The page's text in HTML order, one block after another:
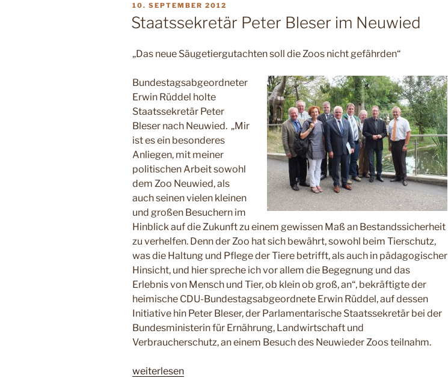
war
ein
Erfolg
den
Artenschutz“
VERÖFFENTLICHT
AM
10. SEPTEMBER 2012
Staatssekretär Peter Bleser im Neuwied
„Das neue Säugetiergutachten soll die Zoos nicht gefährden“
Bundestagsabgeordneter
Erwin Rüddel holte
Staatssekretär Peter
Bleser nach Neuwied. „Mir
ist es ein besonderes
Anliegen, mit meiner
politischen Arbeit sowohl
dem Zoo Neuwied, als
auch seinen vielen kleinen
und großen Besuchern im
Hinblick auf die Zukunft zu einem gewissen Maß an Bestandssicherheit
zu verhelfen. Denn der Zoo hat sich bewährt, sowohl beim Tierschutz,
was die Haltung und Pflege der Tiere betrifft, als auch in pädagogischer
Hinsicht, und hier spreche ich vor allem die Begegnung und das
Erlebnis von Mensch und Tier, ob klein ob groß, an“, bekräftigte der
heimische CDU-Bundestagsabgeordnete Erwin Rüddel, auf dessen
Initiative hin Peter Bleser, der Parlamentarische Staatssekretär bei der
Bundesministerin für Ernährung, Landwirtschaft und
Verbraucherschutz, an einem Besuch des Neuwieder Zoos teilnahm.
„Staatssekretär
weiterlesen